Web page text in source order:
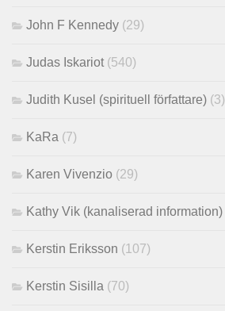
John F Kennedy (29)
Judas Iskariot(540)
Judith Kusel (spirituell författare) (3)
KaRa (7)
Karen Vivenzio (29)
Kathy Vik (kanaliserad information)
Kerstin Eriksson (107)
Kerstin Sisilla (70)